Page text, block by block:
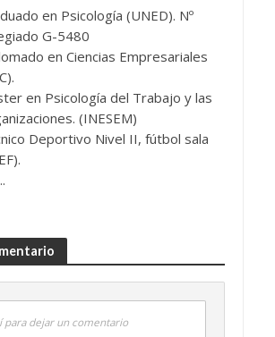
en Psicología (UNED). Nº
G-5480
en Ciencias Empresariales
en Psicología del Trabajo y las
(INESEM)
Deportivo Nivel II, fútbol sala
para dejar un comentario